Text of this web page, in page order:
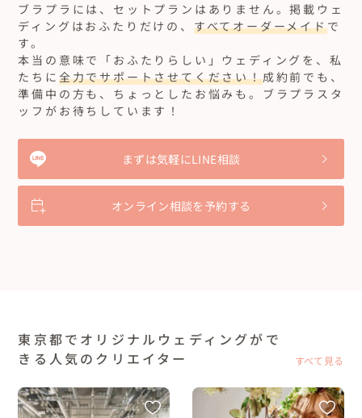
ブラプラには、セットプランはありません。掲載ウェ
ディングはおふたりだけの、 すべてオーダーメイドで
す。
本当の意味で「おふたりらしい」ウェディングを、私
たちに 全力でサポートさせてください！成約前でも、
準備中の方も、ちょっとしたお悩みも。ブラプラスタ
ッフがお待ちしています！
まずは気軽にLINE相談
オンライン相談を予約する
東京都でオリジナルウェディングがで
きる人気のクリエイター
すべて見る